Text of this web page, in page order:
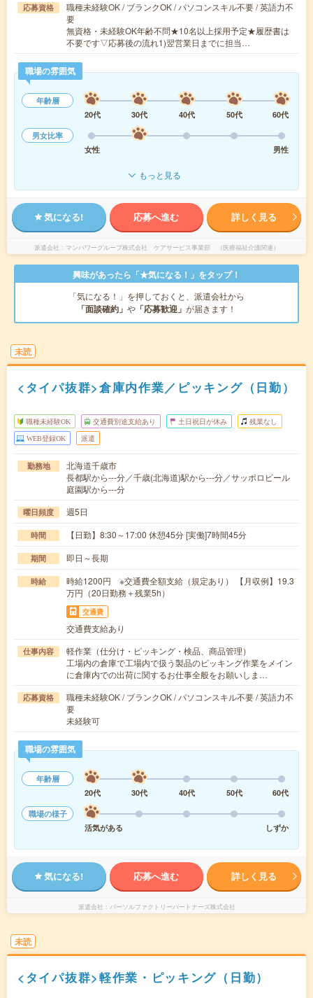
応募資格
職種未経験OK / ブランクOK / パソコンスキル不要 / 英語力不
要
無資格・未経験OK年齢不問★10名以上採用予定★履歴書は
不要です▽応募後の流れ1)翌営業日までに担当…
職場の雰囲気
年齢層
20代
30代 40代 50代
60代
男女比率
女性
男性
もっと見る
気になる! 応募へ進む 詳しく見る
派遣会社 マンパワーグループ株式会社 ケアサービス事業部 （医療福祉介護関連）
興味があったら「★気になる！」をタップ！
「気になる！」を押しておくと、派遣会社から
「面談確約」 や 「応募歓迎」 が届きます！
未読
<タイパ抜群>倉庫内作業／ピッキング（日勤）
職種未経験OK 交通費別途支給あり 土日祝日が休み 残業なし
WEB登録OK 派遣
勤務地
北海道千歳市
長都駅から---分／千歳(北海道)駅から---分／サッポロビール
庭園駅から---分
曜日頻度 週5日
時間 【日勤】8:30～17:00 休憩45分 [実働]7時間45分
期間 即日～長期
時給
時給1200円 ※交通費全額支給（規定あり） 【月収例】19.3
万円（20日勤務＋残業5h）
交通費
交通費支給あり
仕事内容
軽作業（仕分け・ピッキング・検品、商品管理）
工場内の倉庫で工場内で扱う製品のピッキング作業をメイン
に倉庫内での出荷に関するお仕事全般をお願いしま…
応募資格
職種未経験OK / ブランクOK / パソコンスキル不要 / 英語力不
要
未経験可
職場の雰囲気
年齢層
20代
30代 40代 50代
60代
職場の様子
活気がある
しずか
気になる! 応募へ進む 詳しく見る
派遣会社 パーソルファクトリーパートナーズ株式会社
未読
<タイパ抜群>軽作業・ピッキング（日勤）